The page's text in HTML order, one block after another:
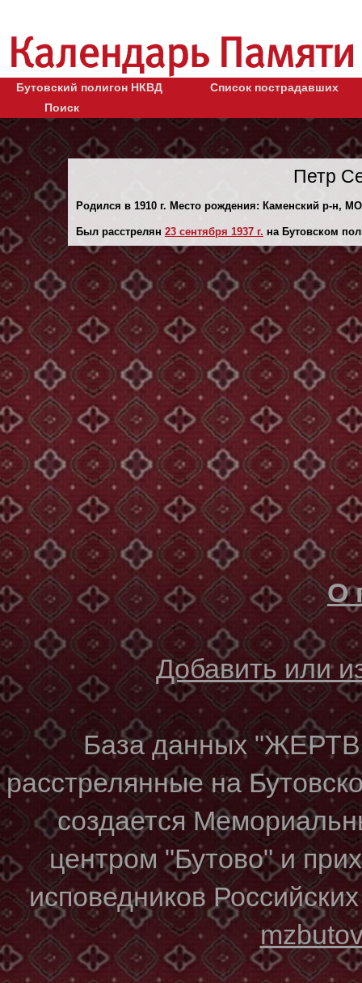
Бутовский полигон НКВД
Список пострадавших
Поиск
Петр
Родился в 1910 г. Место рождения: Каменский р-н,
Был расстрелян 23 сентября 1937 г. на Бутовском
О
Добавить или
База данных
расстрелянные на
создается
центром "Бутово" и
исповедников